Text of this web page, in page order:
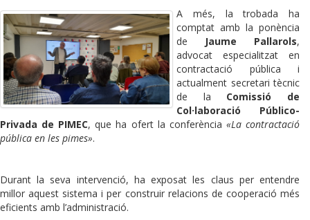
A més, la trobada ha
comptat amb la ponència
de
Jaume Pallarols,
advocat especialitzat en
contractació pública i
actualment secretari tècnic
de la Comissió de
Col·laboració Público-
Privada de PIMEC, que ha ofert la conferència «La contractació
pública en les pimes».
Durant la seva intervenció, ha exposat les claus per entendre
millor aquest sistema i per construir relacions de cooperació més
eficients amb l’administració.